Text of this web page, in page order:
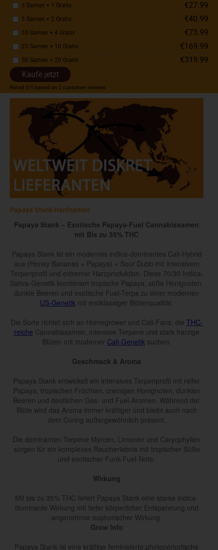
3 Samen + 1 Gratis €27.99
5 Samen + 2 Gratis €40.99
10 Samen + 4 Gratis €73.99
25 Samen + 10 Gratis €169.99
50 Samen + 20 Gratis
€319.99
Kaufe jetzt
Rated 5/5 based on 2 customer reviews
Papaya Stank Hanfsamen
Papaya Stank – Exotische Papaya-Fuel Cannabissamen
mit Bis zu 35% THC
Papaya Stank ist ein modernes indica-dominantes Cali-Hybrid
aus (Honey Bananas × Papaya) × Sour Dubb mit intensivem
Terpenprofil und extremer Harzproduktion. Diese 70/30 Indica-
Sativa-Genetik kombiniert tropische Papaya, süße Honignoten,
dunkle Beeren und exotische Fuel-Terps zu einer modernen
US-Genetik mit erstklassiger Blütenqualität.
Die Sorte richtet sich an Homegrower und Cali-Fans, die THC-
reiche Cannabissamen, intensive Terpene und stark harzige
Blüten mit moderner Cali-Genetiksuchen.
Geschmack & Aroma
Papaya Stank entwickelt ein intensives Terpenprofil mit reifer
Papaya, tropischen Früchten, cremigen Honignoten, dunklen
Beeren und deutlichen Gas- und Fuel-Aromen. Während der
Blüte wird das Aroma immer kräftiger und bleibt auch nach
dem Curing außergewöhnlich präsent.
Die dominanten Terpene Myrcen, Limonen und Caryophyllen
sorgen für ein komplexes Raucherlebnis mit tropischer Süße
und exotischer Funk-Fuel-Note.
Wirkung
Mit bis zu 35% THC liefert Papaya Stank eine starke indica-
dominante Wirkung mit tiefer körperlicher Entspannung und
angenehmer euphorischer Wirkung.
Grow Info
Papaya Stank ist eine kräftige feminisierte photoperiodische